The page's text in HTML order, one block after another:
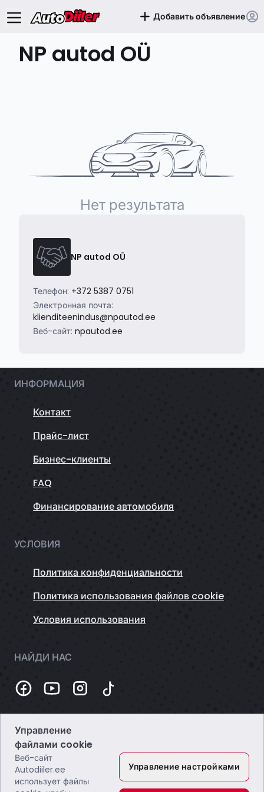
Добавить объявление
NP autod OÜ
Нет результата
NP autod OÜ
Телефон: +372 5387 0751
Электронная почта:
klienditeenindus@npautod.ee
Веб-сайт: npautod.ee
ИНФОРМАЦИЯ
Контакт
Прайс-лист
Бизнес-клиенты
FAQ
Финансирование автомобиля
УСЛОВИЯ
Политика конфиденциальности
Политика использования файлов cookie
Условия использования
НАЙДИ НАС
Темная
Управление
файлами cookie
Веб-сайт
Autodiiler.ee
использует файлы
Управление настройками